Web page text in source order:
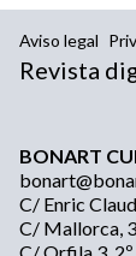
Aviso legal
Revista
BONART
C/ Enric
C/ Mallorca,